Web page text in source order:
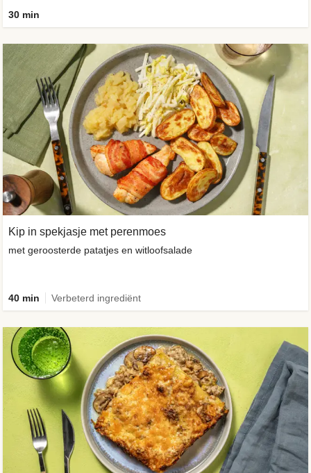
30 min
Kip in spekjasje met perenmoes
met geroosterde patatjes en witloofsalade
40 min Verbeterd ingrediënt